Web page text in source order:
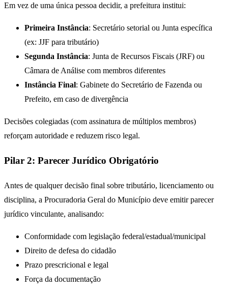
Em vez de uma única pessoa decidir, a prefeitura institui:
Primeira Instância: Secretário setorial ou Junta específica
(ex: JJF para tributário)
Segunda Instância: Junta de Recursos Fiscais (JRF) ou
Câmara de Análise com membros diferentes
Instância Final: Gabinete do Secretário de Fazenda ou
Prefeito, em caso de divergência
Decisões colegiadas (com assinatura de múltiplos membros)
reforçam autoridade e reduzem risco legal.
Pilar 2: Parecer Jurídico Obrigatório
Antes de qualquer decisão final sobre tributário, licenciamento ou
disciplina, a Procuradoria Geral do Município deve emitir parecer
jurídico vinculante, analisando:
Conformidade com legislação federal/estadual/municipal
Direito de defesa do cidadão
Prazo prescricional e legal
Força da documentação